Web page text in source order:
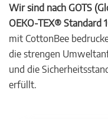
Wir sind nach GOTS
OEKO-TEX® Standard
mit CottonBee
die strengen
und die
erfüllt.